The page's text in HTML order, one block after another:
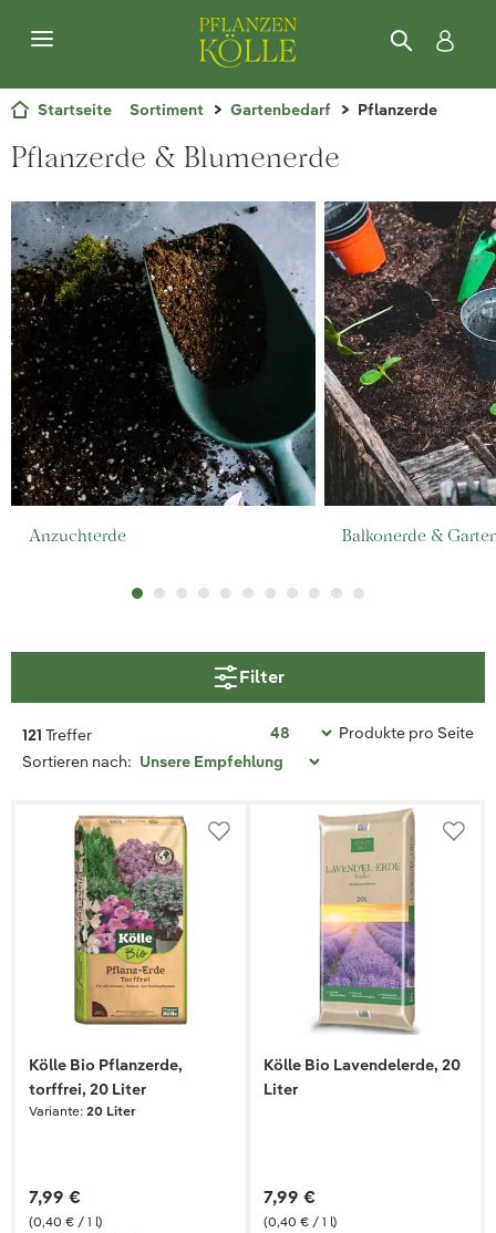
Startseite Sortiment Gartenbedarf Pflanzerde
Pflanzerde & Blumenerde
Anzuchterde Balkonerde &
Filter
121 Treffer
Produkte pro Seite
Sortieren nach:
Kölle Bio Pflanzerde,
torffrei, 20 Liter
Variante: 20 Liter
(0,40 € / 1 l)
7,99 €
Kölle Bio Lavendelerde, 20
Liter
(0,40 € / 1 l)
7,99 €